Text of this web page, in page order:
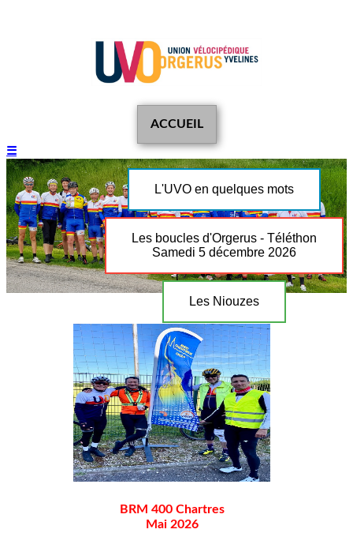
ACCUEIL
☰
L'UVO en quelques mots
Les boucles d'Orgerus - Téléthon
Samedi 5 décembre 2026
Les Niouzes
BRM 400 Chartres
Mai 2026